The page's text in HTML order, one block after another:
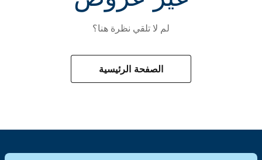
لم لا تلقي نظرة هنا؟
الصفحة الرئيسية